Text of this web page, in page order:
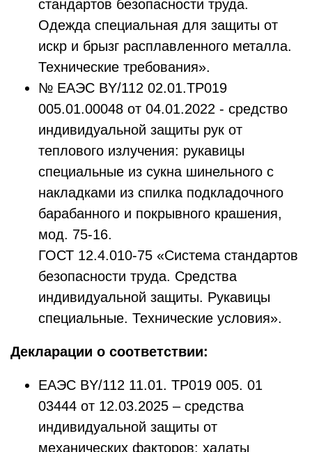
стандартов безопасности труда.
Одежда специальная для защиты от
искр и брызг расплавленного металла.
Технические требования».
№ ЕАЭС ВY/112 02.01.ТР019
005.01.00048 от 04.01.2022 - средство
индивидуальной защиты рук от
теплового излучения: рукавицы
специальные из сукна шинельного с
накладками из спилка подкладочного
барабанного и покрывного крашения,
мод. 75-16.
ГОСТ 12.4.010-75 «Система стандартов
безопасности труда. Средства
индивидуальной защиты. Рукавицы
специальные. Технические условия».
Декларации о соответствии:
ЕАЭС ВY/112 11.01. ТР019 005. 01
03444 от 12.03.2025 – средства
индивидуальной защиты от
механических факторов: халаты